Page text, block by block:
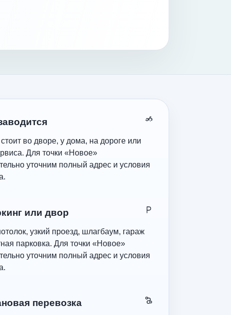
во дворе, у дома, на дороге или
Для точки «Новое»
уточним полный адрес и условия
или двор
узкий проезд, шлагбаум, гараж
парковка. Для точки «Новое»
уточним полный адрес и условия
перевозка